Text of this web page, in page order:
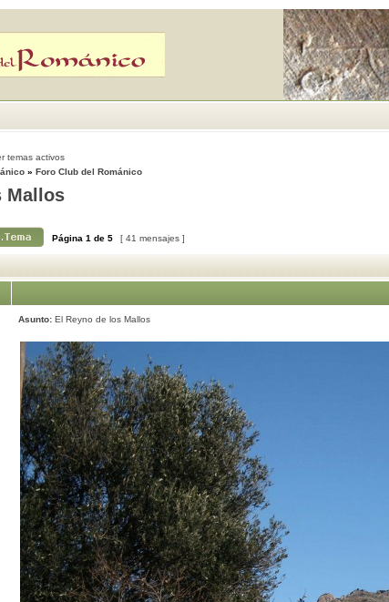
temas activos
» Foro Club del Románico
Mallos
Página 1 de 5 [ 41 mensajes ]
Asunto: El Reyno de los Mallos